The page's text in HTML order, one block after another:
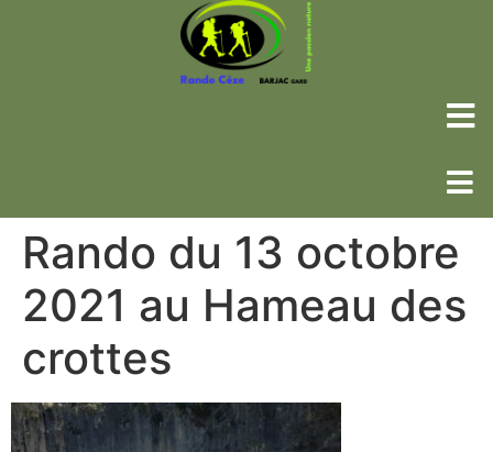
Rando du 13 octobre
2021 au Hameau des
crottes